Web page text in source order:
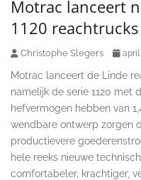
Motrac lanceert
1120 reachtrucks
Christophe Slegers april
Motrac lanceert de Linde
namelijk de serie 1120 met
hefvermogen hebben van
wendbare ontwerp zorgen
productievere
hele reeks nieuwe
comfortabeler, krachtiger,